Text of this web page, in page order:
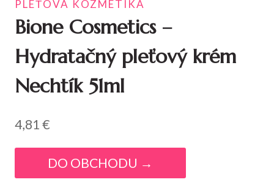
PLEŤOVÁ KOZMETIKA
Bione Cosmetics –
Hydratačný pleťový krém
Nechtík 51ml
4,81€
DO OBCHODU →